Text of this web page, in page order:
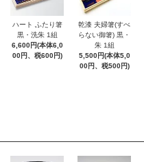
ハート ふたり箸
黒・洗朱 1組
6,600円(本体6,0
00円、税600円)
乾漆 夫婦箸(すべ
らない御箸) 黒・
朱 1組
5,500円(本体5,0
00円、税500円)